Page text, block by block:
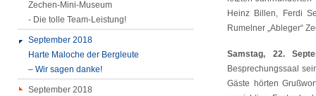
Heinz Billen, Ferdi
Rumelner „Ableger“
Samstag, 22.
Besprechungssaal
Gäste hörten
Zechen-Mini-Museum
- Die tolle Team-Leistung!
September 2018
Harte Maloche der Bergleute
– Wir sagen danke!
September 2018